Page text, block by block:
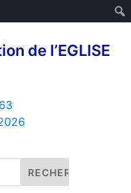
de l’EGLISE